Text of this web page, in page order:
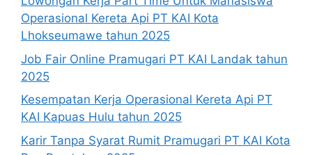
Operasional Kereta Api PT KAI Kota
Lhokseumawe tahun 2025
Job Fair Online Pramugari PT KAI Landak tahun
2025
Kesempatan Kerja Operasional Kereta Api PT
KAI Kapuas Hulu tahun 2025
Karir Tanpa Syarat Rumit Pramugari PT KAI Kota